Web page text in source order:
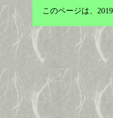
このページは、